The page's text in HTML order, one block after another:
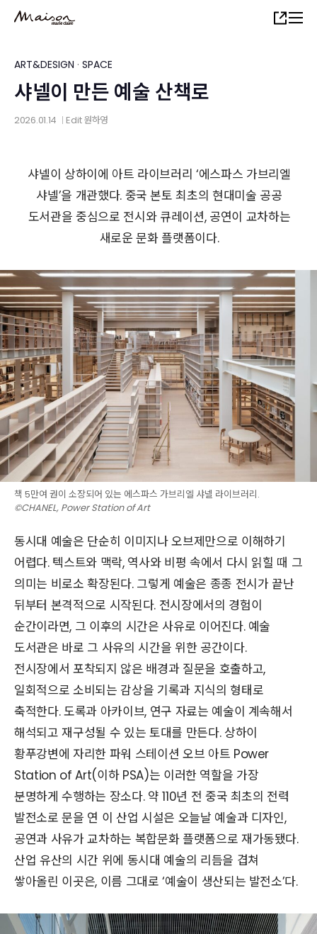
content
Share
ART&DESIGN · SPACE
샤넬이 만든 예술 산책로
2026.01.14 Edit원하영
샤넬이 상하이에 아트 라이브러리 ‘에스파스 가브리엘
샤넬’을 개관했다. 중국 본토 최초의 현대미술 공공
도서관을 중심으로 전시와 큐레이션, 공연이 교차하는
새로운 문화 플랫폼이다.
책 5만여 권이 소장되어 있는 에스파스 가브리엘 샤넬 라이브러리.
©CHANEL, Power Station of Art
동시대 예술은 단순히 이미지나 오브제만으로 이해하기
어렵다. 텍스트와 맥락, 역사와 비평 속에서 다시 읽힐 때 그
의미는 비로소 확장된다. 그렇게 예술은 종종 전시가 끝난
뒤부터 본격적으로 시작된다. 전시장에서의 경험이
순간이라면, 그 이후의 시간은 사유로 이어진다. 예술
도서관은 바로 그 사유의 시간을 위한 공간이다.
전시장에서 포착되지 않은 배경과 질문을 호출하고,
일회적으로 소비되는 감상을 기록과 지식의 형태로
축적한다. 도록과 아카이브, 연구 자료는 예술이 계속해서
해석되고 재구성될 수 있는 토대를 만든다. 상하이
황푸강변에 자리한 파워 스테이션 오브 아트 Power
Station of Art(이하 PSA)는 이러한 역할을 가장
분명하게 수행하는 장소다. 약 110년 전 중국 최초의 전력
발전소로 문을 연 이 산업 시설은 오늘날 예술과 디자인,
공연과 사유가 교차하는 복합문화 플랫폼으로 재가동됐다.
산업 유산의 시간 위에 동시대 예술의 리듬을 겹쳐
쌓아올린 이곳은, 이름 그대로 ‘예술이 생산되는 발전소’다.